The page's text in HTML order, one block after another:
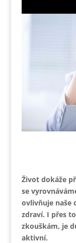
Život dokáže
se
ovlivňuje naše
zdraví. I přes
zkouškám, je
aktivní.